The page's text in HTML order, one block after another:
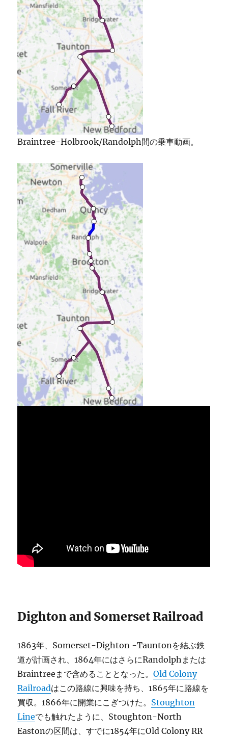
Braintree-Holbrook/Randolph間の乗車動画。
Dighton and Somerset Railroad
1863年、Somerset-Dighton -Tauntonを結ぶ鉄
道が計画され、1864年にはさらにRandolphまたは
Braintreeまで含めることとなった。Old Colony
Railroadはこの路線に興味を持ち、1865年に路線を
買収。1866年に開業にこぎつけた。 Stoughton
Lineでも触れたように、Stoughton-North
Eastonの区間は、すでに1854年にOld Colony RR